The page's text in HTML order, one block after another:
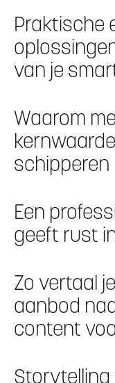
Praktische
van je
Waarom
schipperen
Een
geeft rust
Zo vertaal
aanbod
content